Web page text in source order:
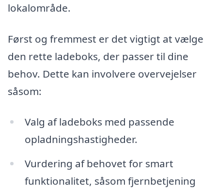
lokalområde.
Først og fremmest er det vigtigt at vælge
den rette ladeboks, der passer til dine
behov. Dette kan involvere overvejelser
såsom:
Valg af ladeboks med passende
opladningshastigheder.
Vurdering af behovet for smart
funktionalitet, såsom fjernbetjening